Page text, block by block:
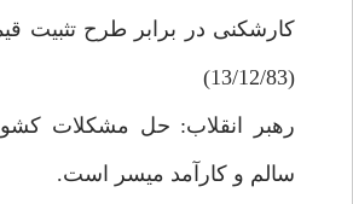
كارشكنى در برابر طرح تثبيت
(13/12/83)
رهبر انقلاب: حل مشكلات
سالم و كارآمد ميسر است.